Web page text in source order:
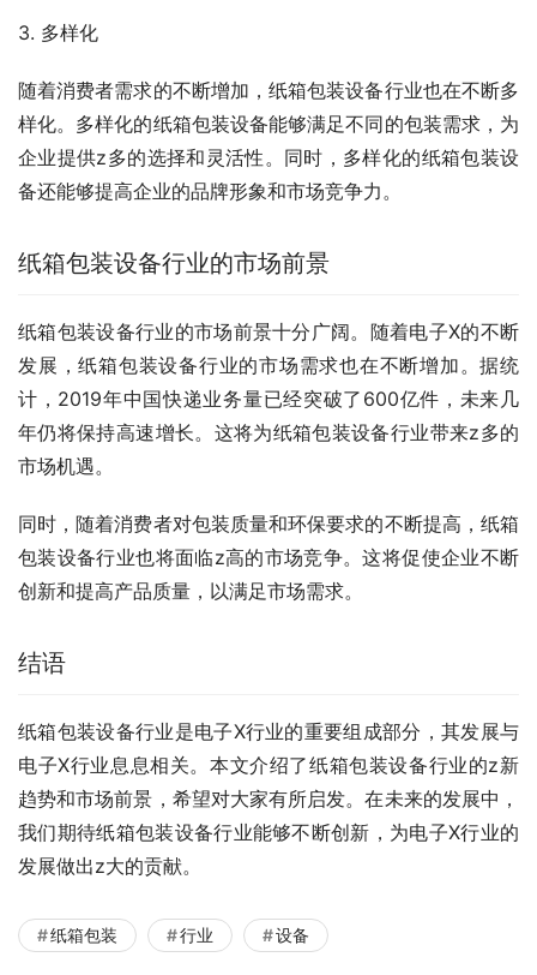
3. 多样化
随着消费者需求的不断增加，纸箱包装设备行业也在不断多
样化。多样化的纸箱包装设备能够满足不同的包装需求，为
企业提供z多的选择和灵活性。同时，多样化的纸箱包装设
备还能够提高企业的品牌形象和市场竞争力。
纸箱包装设备行业的市场前景
纸箱包装设备行业的市场前景十分广阔。随着电子X的不断
发展，纸箱包装设备行业的市场需求也在不断增加。据统
计，2019年中国快递业务量已经突破了600亿件，未来几
年仍将保持高速增长。这将为纸箱包装设备行业带来z多的
市场机遇。
同时，随着消费者对包装质量和环保要求的不断提高，纸箱
包装设备行业也将面临z高的市场竞争。这将促使企业不断
创新和提高产品质量，以满足市场需求。
结语
纸箱包装设备行业是电子X行业的重要组成部分，其发展与
电子X行业息息相关。本文介绍了纸箱包装设备行业的z新
趋势和市场前景，希望对大家有所启发。在未来的发展中，
我们期待纸箱包装设备行业能够不断创新，为电子X行业的
发展做出z大的贡献。
纸箱包装 行业 设备